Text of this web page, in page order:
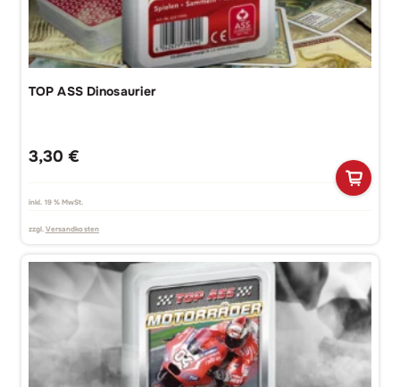
TOP ASS Dinosaurier
3,30 €
inkl. 19 % MwSt.
zzgl. Versandkosten